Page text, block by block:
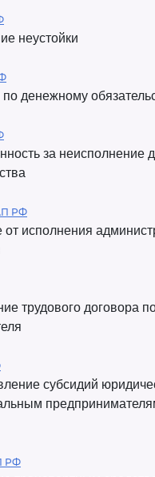
неустойки
денежному
за неисполнение
РФ
от исполнения
трудового договора
субсидий
РФ